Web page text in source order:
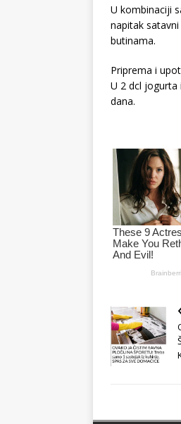
U kombinaciji
napitak
butinama.
Priprema i
U 2 dcl
dana.